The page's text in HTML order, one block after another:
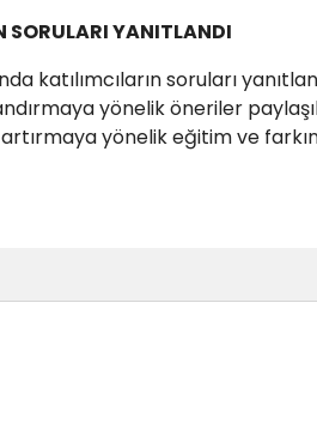
SORULARI YANITLANDI
katılımcıların soruları
yönelik öneriler
yönelik eğitim ve